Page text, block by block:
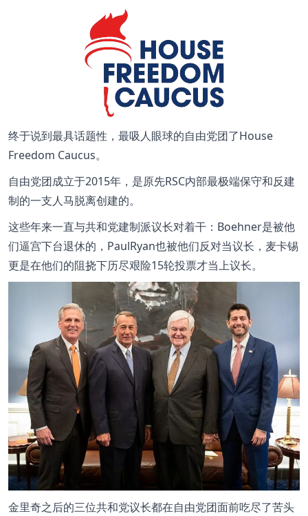
终于说到最具话题性，最吸人眼球的自由党团了House
Freedom Caucus。
自由党团成立于2015年，是原先RSC内部最极端保守和反建
制的一支人马脱离创建的。
这些年来一直与共和党建制派议长对着干：Boehner是被他
们逼宫下台退休的，PaulRyan也被他们反对当议长，麦卡锡
更是在他们的阻挠下历尽艰险15轮投票才当上议长。
金里奇之后的三位共和党议长都在自由党团面前吃尽了苦头